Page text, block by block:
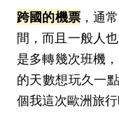
跨國的機票，通
間，而且一般人
是多轉幾次班機
的天數想玩久一
個我這次歐洲旅